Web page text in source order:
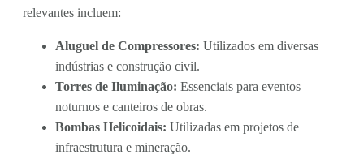
relevantes incluem:
Aluguel de Compressores: Utilizados em diversas
indústrias e construção civil.
Torres de Iluminação: Essenciais para eventos
noturnos e canteiros de obras.
Bombas Helicoidais: Utilizadas em projetos de
infraestrutura e mineração.